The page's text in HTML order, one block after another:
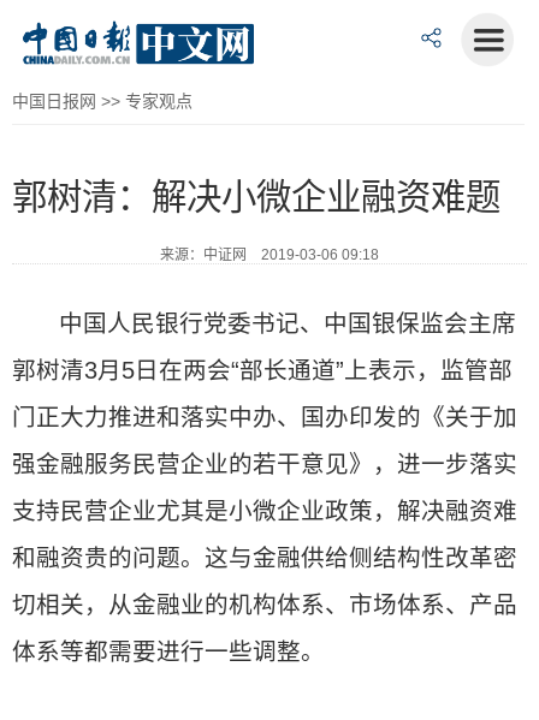
中国日报网 >> 专家观点
郭树清：解决小微企业融资难题
来源：中证网 2019-03-06 09:18
中国人民银行党委书记、中国银保监会主席
郭树清3月5日在两会“部长通道”上表示，监管部
门正大力推进和落实中办、国办印发的《关于加
强金融服务民营企业的若干意见》，进一步落实
支持民营企业尤其是小微企业政策，解决融资难
和融资贵的问题。这与金融供给侧结构性改革密
切相关，从金融业的机构体系、市场体系、产品
体系等都需要进行一些调整。